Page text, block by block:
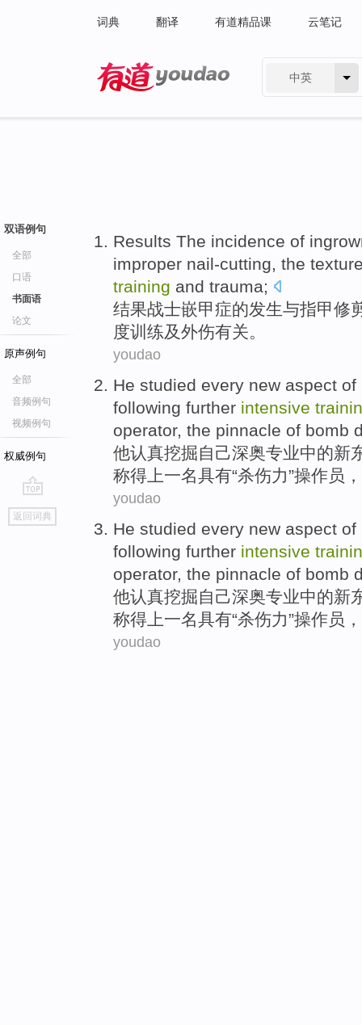
词典 翻译 有道精品课 云笔记
中英
双语例句
全部
口语
书面语
论文
原声例句
全部
音频例句
视频例句
权威例句
go
top
返回词典
Results The incidence of
improper nail-cutting, the
training and trauma;
结果战士嵌甲症的发生与指甲修
度训练及外伤有关。
youdao
He studied every new aspect of
following further intensive
operator, the pinnacle of bomb
他认真挖掘自己深奥专业中的新
称得上一名具有“杀伤力”操作员
youdao
He studied every new aspect of
following further intensive
operator, the pinnacle of bomb
他认真挖掘自己深奥专业中的新
称得上一名具有“杀伤力”操作员
youdao